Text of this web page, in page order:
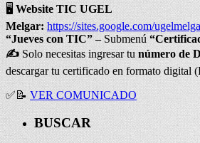
🖥️Website TIC UGEL
Melgar: https://sites.google.com/
“Jueves con TIC” –Submenú
✍Solo necesitas ingresar tunúmero de
descargar tu certificado en formato digital
✅ 📝VER COMUNICADO
BUSCAR